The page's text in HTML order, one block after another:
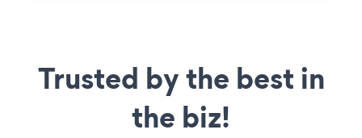
Trusted by the best in
the biz!